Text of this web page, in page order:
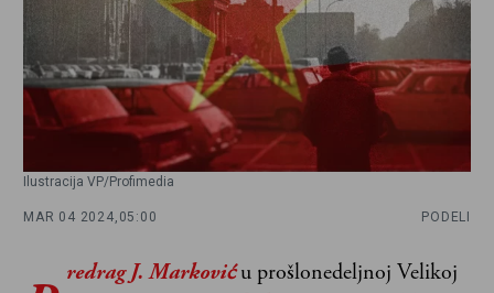
Ilustracija VP/Profimedia
MAR 04 2024, 05:00 PODELI
redrag J. Markoviću prošlonedeljnoj Velikoj